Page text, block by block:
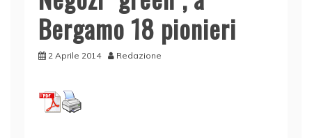
Bergamo 18 pionieri
2 Aprile 2014 Redazione